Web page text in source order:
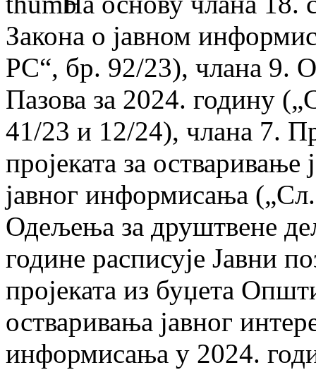
Закона о јавном
РС“, бр. 92/23), члана 9.
Пазова за 2024. годину
41/23 и 12/24), члана 7.
пројеката за остваривање
јавног информисања
Одељења за друштвене
године расписује Јавни
пројеката из буџета
остваривања јавног
информисања у 2024.